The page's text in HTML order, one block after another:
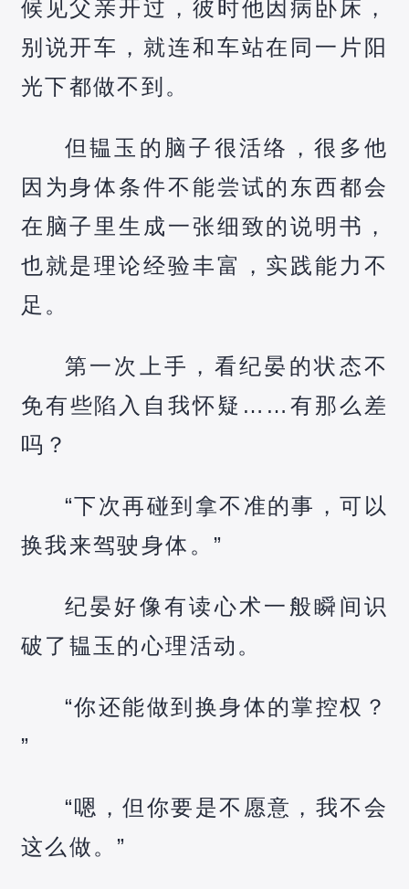
候见父亲开过，彼时他因病卧床，
别说开车，就连和车站在同一片阳
光下都做不到。
但韫玉的脑子很活络，很多他
因为身体条件不能尝试的东西都会
在脑子里生成一张细致的说明书，
也就是理论经验丰富，实践能力不
足。
第一次上手，看纪晏的状态不
免有些陷入自我怀疑……有那么差
吗？
“下次再碰到拿不准的事，可以
换我来驾驶身体。”
纪晏好像有读心术一般瞬间识
破了韫玉的心理活动。
“你还能做到换身体的掌控权？
”
“嗯，但你要是不愿意，我不会
这么做。”